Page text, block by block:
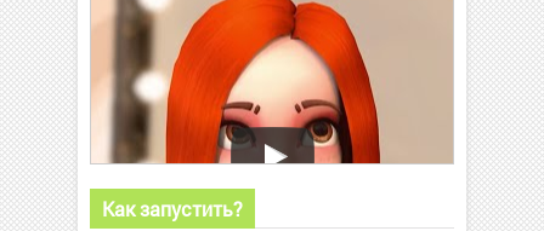
Как запустить?